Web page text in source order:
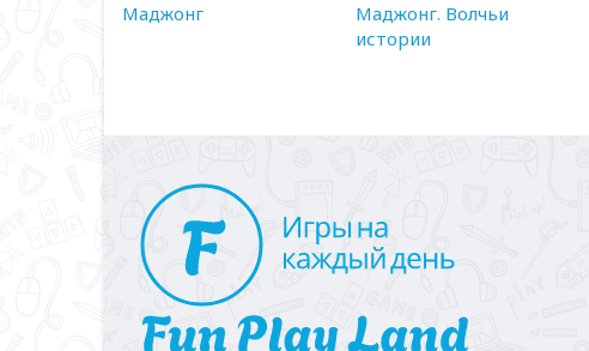
Маджонг
Маджонг. Волчьи
истории